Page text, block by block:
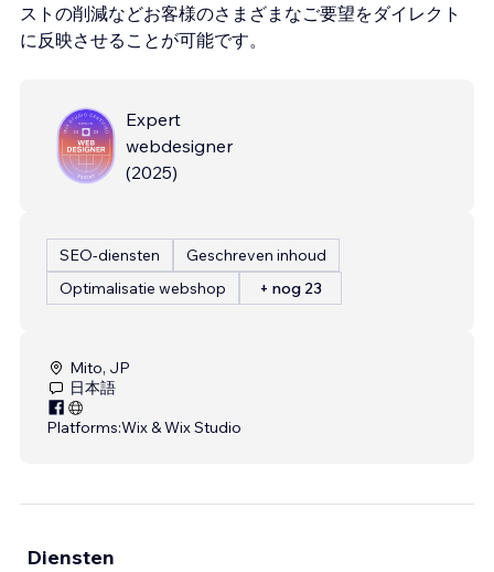
ストの削減などお客様のさまざまなご要望をダイレクト
に反映させることが可能です。
Expert
webdesigner
(2025)
SEO-diensten
Geschreven inhoud
Optimalisatie webshop
+ nog 23
Mito, JP
日本語
Platforms:Wix & Wix Studio
Diensten